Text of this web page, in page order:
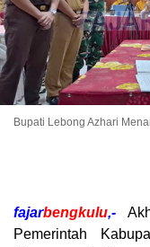
Bupati Lebong Azhari
fajarbengkulu,-
Pemerintah